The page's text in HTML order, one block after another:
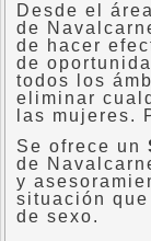
Desde el
de
de hacer
de
todos los
eliminar
las mujeres.
Se ofrece un
de
y
situación
de sexo.